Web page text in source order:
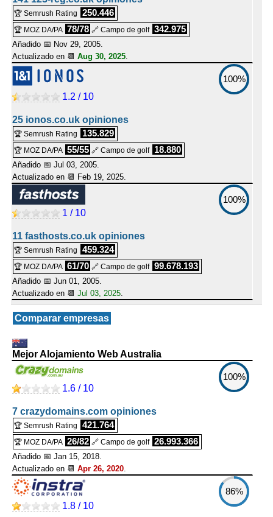
🏆 Semrush Rating 250.446
🏆 MOZ DA/PA 78/78 🔗 Campo de golf 342.975
Añadido 📅 Nov 29, 2005.
Actualizado en 📆 Aug 30, 2025.
100%
1.2 / 10
25 ionos.co.uk opiniones
🏆 Semrush Rating 135.829
🏆 MOZ DA/PA 55/55 🔗 Campo de golf 18.880
Añadido 📅 Jul 03, 2005.
Actualizado en 📆 Feb 19, 2025.
100%
1 / 10
11 fasthosts.co.uk opiniones
🏆 Semrush Rating 459.324
🏆 MOZ DA/PA 61/70 🔗 Campo de golf 99.678.193
Añadido 📅 Jun 01, 2005.
Actualizado en 📆 Jul 03, 2025.
Comparar empresas
Mejor Alojamiento Web Australia
100%
1.6 / 10
7 crazydomains.com opiniones
🏆 Semrush Rating 421.764
🏆 MOZ DA/PA 26/82 🔗 Campo de golf 26.993.366
Añadido 📅 Jan 15, 2018.
Actualizado en 📆 Apr 26, 2020.
86%
1.8 / 10